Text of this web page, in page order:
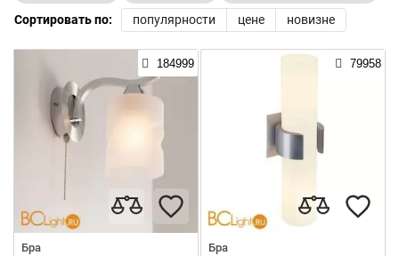
Сортировать по:
популярности цене новизне
184999
Бра
79958
Бра